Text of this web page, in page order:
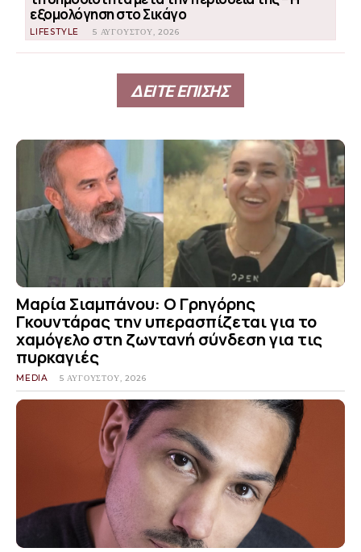
εξομολόγηση στο Σικάγο
LIFESTYLE 5 ΑΥΓΟΎΣΤΟΥ, 2026
ΔΕΙΤΕ ΕΠΙΣΗΣ
Μαρία Σιαμπάνου: Ο Γρηγόρης
Γκουντάρας την υπερασπίζεται για το
χαμόγελο στη ζωντανή σύνδεση για τις
πυρκαγιές
MEDIA 5 ΑΥΓΟΎΣΤΟΥ, 2026